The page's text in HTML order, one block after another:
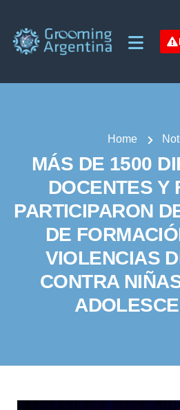
Home
MÁS DE 1500
DOCENTES Y
PARTICIPARON
DE
VIOLENCIAS
CONTRA